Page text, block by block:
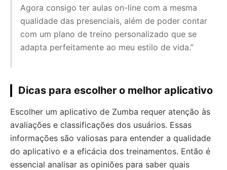
Agora consigo ter aulas on-line com a mesma
qualidade das presenciais, além de poder contar
com um plano de treino personalizado que se
adapta perfeitamente ao meu estilo de vida.”
Dicas para escolher o melhor aplicativo
Escolher um aplicativo de Zumba requer atenção às
avaliações e classificações dos usuários. Essas
informações são valiosas para entender a qualidade
do aplicativo e a eficácia dos treinamentos. Então é
essencial analisar as opiniões para saber quais